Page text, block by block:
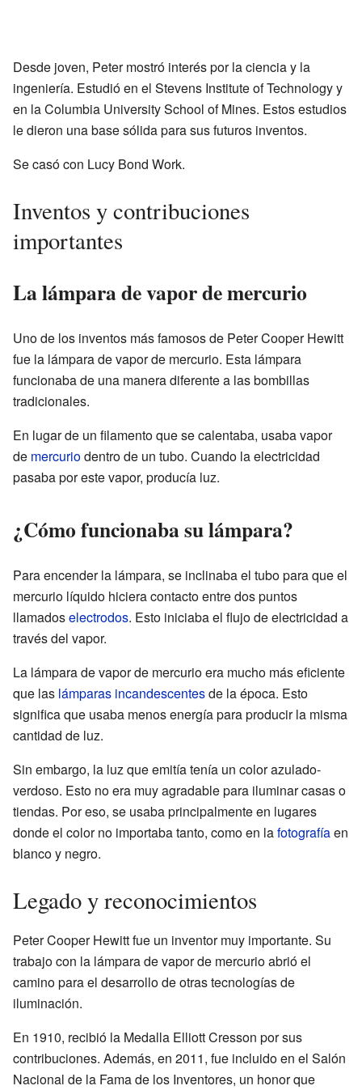
Desde joven, Peter mostró interés por la ciencia y la
ingeniería. Estudió en el Stevens Institute of Technology y
en la Columbia University School of Mines. Estos estudios
le dieron una base sólida para sus futuros inventos.
Se casó con Lucy Bond Work.
Inventos y contribuciones
importantes
La lámpara de vapor de mercurio
Uno de los inventos más famosos de Peter Cooper Hewitt
fue la lámpara de vapor de mercurio. Esta lámpara
funcionaba de una manera diferente a las bombillas
tradicionales.
En lugar de un filamento que se calentaba, usaba vapor
de mercuriodentro de un tubo. Cuando la electricidad
pasaba por este vapor, producía luz.
¿Cómo funcionaba su lámpara?
Para encender la lámpara, se inclinaba el tubo para que el
mercurio líquido hiciera contacto entre dos puntos
llamadoselectrodos. Esto iniciaba el flujo de electricidad a
través del vapor.
La lámpara de vapor de mercurio era mucho más eficiente
que las lámparas incandescentesde la época. Esto
significa que usaba menos energía para producir la misma
cantidad de luz.
Sin embargo, la luz que emitía tenía un color azulado-
verdoso. Esto no era muy agradable para iluminar casas o
tiendas. Por eso, se usaba principalmente en lugares
donde el color no importaba tanto, como en lafotografíaen
blanco y negro.
Legado y reconocimientos
Peter Cooper Hewitt fue un inventor muy importante. Su
trabajo con la lámpara de vapor de mercurio abrió el
camino para el desarrollo de otras tecnologías de
iluminación.
En 1910, recibió la Medalla Elliott Cresson por sus
contribuciones. Además, en 2011, fue incluido en el Salón
Nacional de la Fama de los Inventores, un honor que